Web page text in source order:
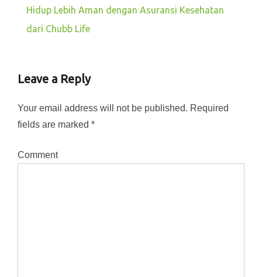
Hidup Lebih Aman dengan Asuransi Kesehatan
dari Chubb Life
Leave a Reply
Your email address will not be published. Required
fields are marked *
Comment